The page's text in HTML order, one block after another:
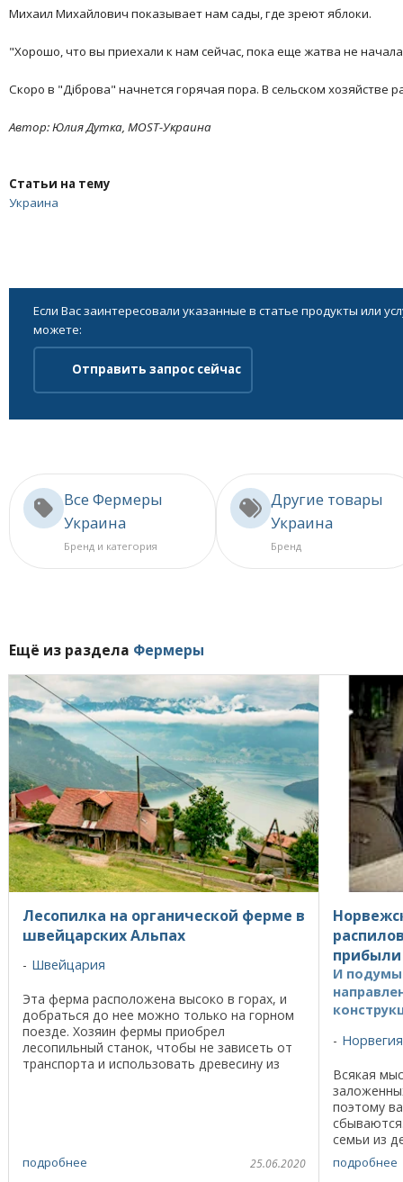
Михаил Михайлович показывает нам сады, где зреют яблоки.
"Хорошо, что вы приехали к нам сейчас, пока еще жатва не
Скоро в "Дiброва" начнется горячая пора. В сельском хозяйстве
Автор: Юлия Дутка, MOST-Украина
Статьи на тему
Украина
Если Вас заинтересовали указанные в статье продукты или
можете:
Отправить запрос сейчас
Все Фермеры
Украина
Бренд и категория
Другие товары
Украина
Бренд
Ещё из раздела Фермеры
Лесопилка на органической ферме в
швейцарских Альпах
Швейцария
Эта ферма расположена высоко в горах, и
добраться до нее можно только на горном
поезде. Хозяин фермы приобрел
лесопильный станок, чтобы не зависеть от
транспорта и использовать древесину из
подробнее 25.06.2020
прибыли
И
Норвегия
Всякая
поэтому
семьи из
Stavanger,
подробнее